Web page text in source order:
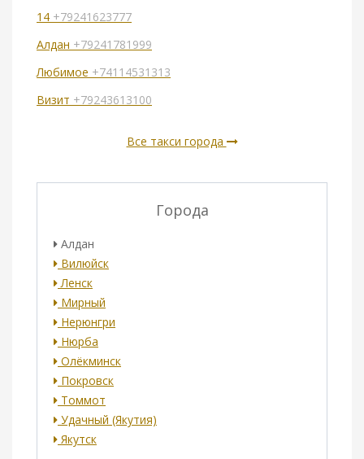
14 +79241623777
Алдан +79241781999
Любимое +74114531313
Визит +79243613100
Все такси города
Города
Алдан
Вилюйск
Ленск
Мирный
Нерюнгри
Нюрба
Олёкминск
Покровск
Томмот
Удачный (Якутия)
Якутск